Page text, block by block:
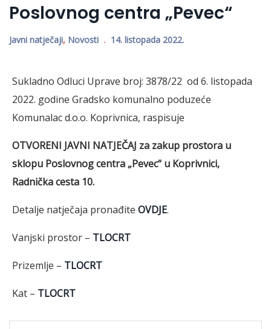
Poslovnog centra „Pevec“
Javni natječaji, Novosti 14. listopada 2022.
Sukladno Odluci Uprave broj: 3878/22 od 6. listopada
2022. godine Gradsko komunalno poduzeće
Komunalac d.o.o. Koprivnica, raspisuje
OTVORENI JAVNI NATJEČAJ za zakup prostora u
sklopu Poslovnog centra „Pevec“ u Koprivnici,
Radnička cesta 10.
Detalje natječaja pronađite OVDJE.
Vanjski prostor – TLOCRT
Prizemlje – TLOCRT
Kat – TLOCRT